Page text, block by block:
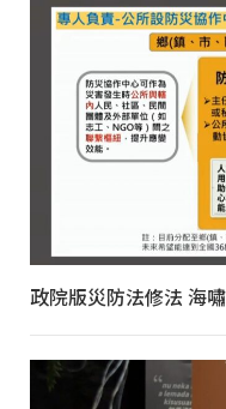
政院版災防法修法 海